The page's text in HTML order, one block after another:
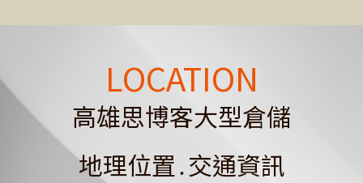
LOCATION
高雄思博客大型倉儲
地理位置․交通資訊